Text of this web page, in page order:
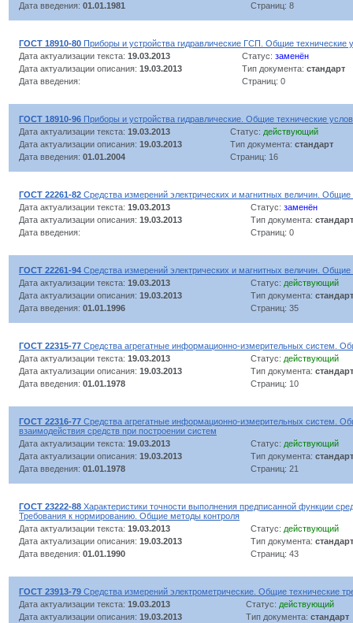
Дата введения: 01.01.1981 Страниц: 8
ГОСТ 18910-80 Приборы и устройства гидравлические ГСП. Общие технические
Дата актуализации текста: 19.03.2013 Статус: заменён
Дата актуализации описания: 19.03.2013 Тип документа: стандарт
Дата введения:
Страниц: 0
ГОСТ 18910-96 Приборы и устройства гидравлические. Общие технические
Дата актуализации текста: 19.03.2013 Статус: действующий
Дата актуализации описания: 19.03.2013 Тип документа: стандарт
Дата введения: 01.01.2004 Страниц: 16
ГОСТ 22261-82 Средства измерений электрических и магнитных величин. Общие
Дата актуализации текста: 19.03.2013 Статус: заменён
Дата актуализации описания: 19.03.2013 Тип документа: стандарт
Дата введения:
Страниц: 0
ГОСТ 22261-94 Средства измерений электрических и магнитных величин. Общие
Дата актуализации текста: 19.03.2013 Статус: действующий
Дата актуализации описания: 19.03.2013 Тип документа: стандарт
Дата введения: 01.01.1996 Страниц: 35
ГОСТ 22315-77 Средства агрегатные информационно-измерительных систем.
Дата актуализации текста: 19.03.2013 Статус: действующий
Дата актуализации описания: 19.03.2013 Тип документа: стандарт
Дата введения: 01.01.1978 Страниц: 10
ГОСТ 22316-77 Средства агрегатные информационно-измерительных систем.
взаимодействия средств при построении систем
Дата актуализации текста: 19.03.2013 Статус: действующий
Дата актуализации описания: 19.03.2013 Тип документа: стандарт
Дата введения: 01.01.1978 Страниц: 21
ГОСТ 23222-88 Характеристики точности выполнения предписанной функции
Требования к нормированию. Общие методы контроля
Дата актуализации текста: 19.03.2013 Статус: действующий
Дата актуализации описания: 19.03.2013 Тип документа: стандарт
Дата введения: 01.01.1990 Страниц: 43
ГОСТ 23913-79 Средства измерений электрометрические. Общие технические
Дата актуализации текста: 19.03.2013 Статус: действующий
Дата актуализации описания: 19.03.2013 Тип документа: стандарт